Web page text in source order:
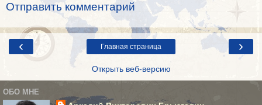
Отправить комментарий
‹ ›
Главная страница
Открыть веб-версию
ОБО МНЕ